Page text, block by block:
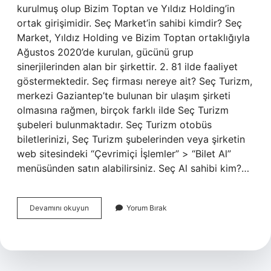
kurulmuş olup Bizim Toptan ve Yıldız Holding’in
ortak girişimidir. Seç Market’in sahibi kimdir? Seç
Market, Yıldız Holding ve Bizim Toptan ortaklığıyla
Ağustos 2020’de kurulan, gücünü grup
sinerjilerinden alan bir şirkettir. 2. 81 ilde faaliyet
göstermektedir. Seç firması nereye ait? Seç Turizm,
merkezi Gaziantep’te bulunan bir ulaşım şirketi
olmasına rağmen, birçok farklı ilde Seç Turizm
şubeleri bulunmaktadır. Seç Turizm otobüs
biletlerinizi, Seç Turizm şubelerinden veya şirketin
web sitesindeki “Çevrimiçi İşlemler” > “Bilet Al”
menüsünden satın alabilirsiniz. Seç Al sahibi kim?…
Devamını okuyun
In
Yorum Bırak